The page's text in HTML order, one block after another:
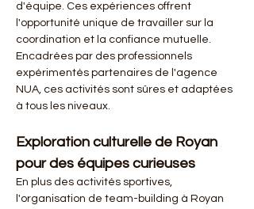
d'équipe. Ces expériences offrent
l'opportunité unique de travailler sur la
coordination et la confiance mutuelle.
Encadrées par des professionnels
expérimentés partenaires de l'agence
NUA, ces activités sont sûres et adaptées
à tous les niveaux.
Exploration culturelle de Royan
pour des équipes curieuses
En plus des activités sportives,
l'organisation de team-building à Royan